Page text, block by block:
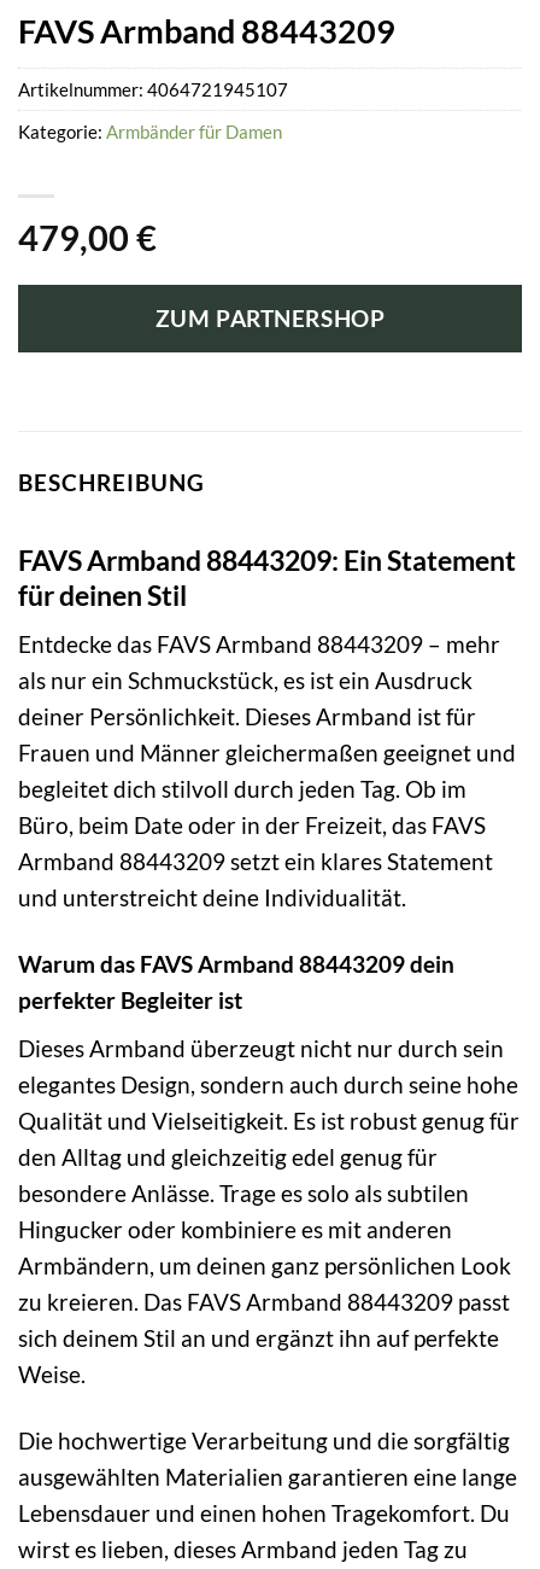
FAVS Armband 88443209
479,00 €
ZUM PARTNERSHOP
Artikelnummer: 4064721945107
Kategorie: Armbänder für Damen
BESCHREIBUNG
FAVS Armband 88443209: Ein Statement
für deinen Stil
Entdecke das FAVS Armband 88443209 – mehr
als nur ein Schmuckstück, es ist ein Ausdruck
deiner Persönlichkeit. Dieses Armband ist für
Frauen und Männer gleichermaßen geeignet und
begleitet dich stilvoll durch jeden Tag. Ob im
Büro, beim Date oder in der Freizeit, das FAVS
Armband 88443209 setzt ein klares Statement
und unterstreicht deine Individualität.
Warum das FAVS Armband 88443209 dein
perfekter Begleiter ist
Dieses Armband überzeugt nicht nur durch sein
elegantes Design, sondern auch durch seine hohe
Qualität und Vielseitigkeit. Es ist robust genug für
den Alltag und gleichzeitig edel genug für
besondere Anlässe. Trage es solo als subtilen
Hingucker oder kombiniere es mit anderen
Armbändern, um deinen ganz persönlichen Look
zu kreieren. Das FAVS Armband 88443209 passt
sich deinem Stil an und ergänzt ihn auf perfekte
Weise.
Die hochwertige Verarbeitung und die sorgfältig
ausgewählten Materialien garantieren eine lange
Lebensdauer und einen hohen Tragekomfort. Du
wirst es lieben, dieses Armband jeden Tag zu